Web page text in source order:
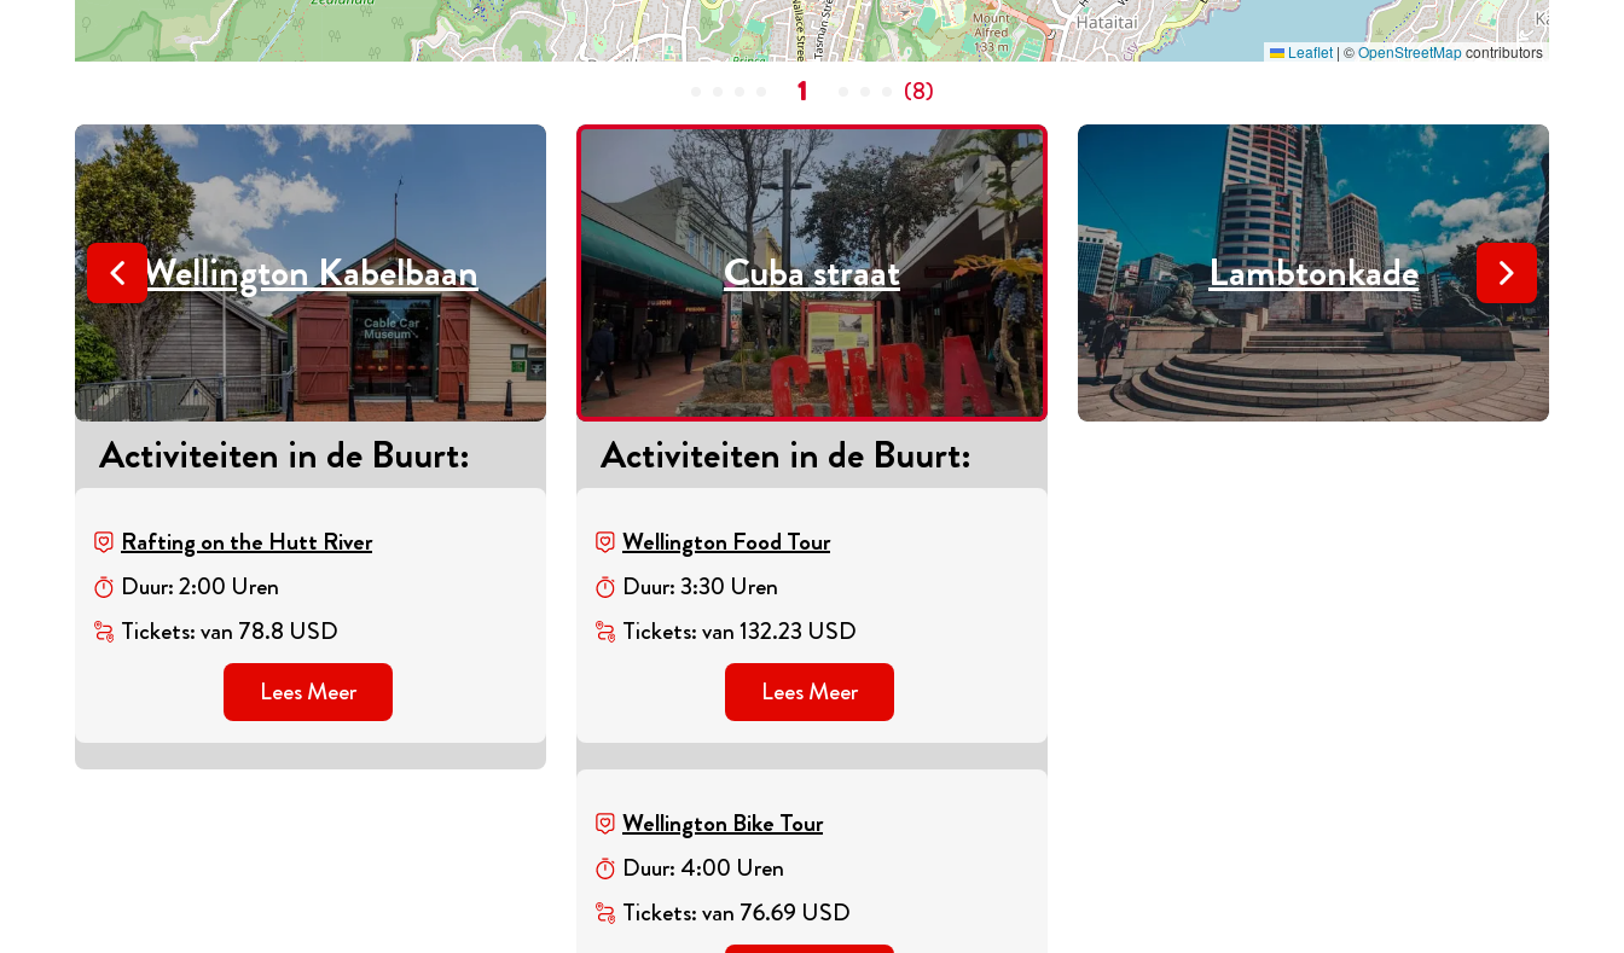
Leaflet | ©OpenStreetMapcontributors
1 (8)
Wellington Kabelbaan
Activiteiten in de Buurt:
Rafting on the Hutt River
Duur:2:00 Uren
Tickets:van 78.8 USD
Lees Meer
Cuba straat
Activiteiten in de Buurt:
Wellington Food Tour
Duur:3:30 Uren
Tickets:van132.23 USD
Lees Meer
Wellington Bike Tour
Duur: 4:00 Uren
Tickets:van 76.69 USD
Lambtonkade